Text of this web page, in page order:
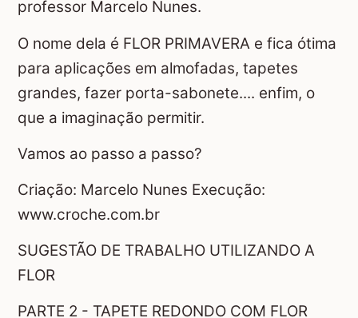
professor Marcelo Nunes.
O nome dela é FLOR PRIMAVERA e fica ótima
para aplicações em almofadas, tapetes
grandes, fazer porta-sabonete.... enfim, o
que a imaginação permitir.
Vamos ao passo a passo?
Criação: Marcelo Nunes Execução:
www.croche.com.br
SUGESTÃO DE TRABALHO UTILIZANDO A
FLOR
PARTE 2 - TAPETE REDONDO COM FLOR